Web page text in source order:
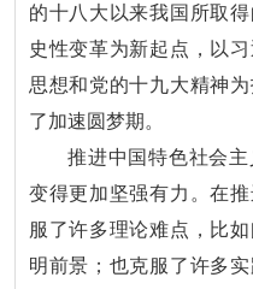
的十八大以来我国所取
史性变革为新起点，以
思想和党的十九大精神
了加速圆梦期。
推进中国特色社会
变得更加坚强有力。在
服了许多理论难点，比
明前景；也克服了许多